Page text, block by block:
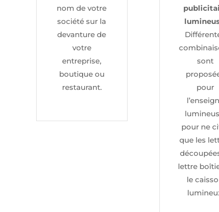
nom de votre
société sur la
devanture de
votre
entreprise,
boutique ou
restaurant.
sont
pour
pour ne
que les
lettre
le